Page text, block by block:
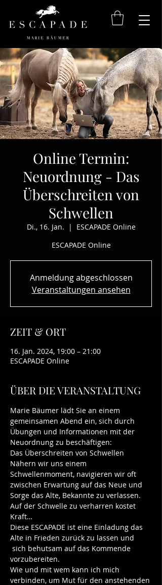
Online Termin:
Neuordnung - Das
Überschreiten von
Schwellen
Di., 16. Jan.
  |
ESCAPADE Online
ESCAPADE Online
Anmeldung abgeschlossen
Veranstaltungen ansehen
ZEIT & ORT
16. Jan. 2024, 19:00 – 21:00
ESCAPADE Online
ÜBER DIE VERANSTALTUNG
Marie Bäumer lädt Sie an einem
gemeinsamen Abend ein, sich durch
Übungen und Informationen mit der
Neuordnung zu beschäftigen:
Das Überschreiten von Schwellen
Nähern wir uns einem
Schwellenmoment, navigieren wir oft
zwischen Erwartung auf das Neue und
Sorge das Alte, Bekannte zu verlassen.
Auf der Schwelle zu verharren kostet
Kraft…
Diese ESCAPADE ist eine Einladung das
Alte in Frieden zurück zu lassen und
sich behutsam auf das Kommende
vorzubereiten.
Wie und mit wem kann ich mich
verbinden, um Mut für den anstehenden